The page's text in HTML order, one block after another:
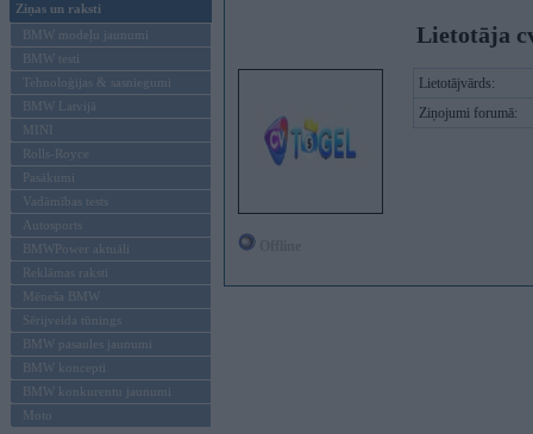
Ziņas un raksti
BMW modeļu jaunumi
BMW testi
Tehnoloģijas & sasniegumi
BMW Latvijā
MINI
Rolls-Royce
Pasākumi
Vadāmības tests
Autosports
BMWPower aktuāli
Reklāmas raksti
Mēneša BMW
Sērijveida tūnings
BMW pasaules jaunumi
BMW koncepti
BMW konkurentu jaunumi
Moto
Lietotāja
Lietotājvārds:
Ziņojumi forumā: